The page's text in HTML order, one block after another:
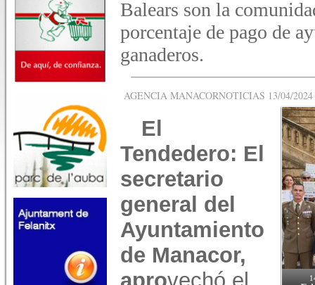
Balears son la
porcentaje de pago de
ganaderos.
AGENCIA MANACORNOTICIAS 13/04/
El
Tendedero: El
secretario
general del
Ayuntamiento
de Manacor,